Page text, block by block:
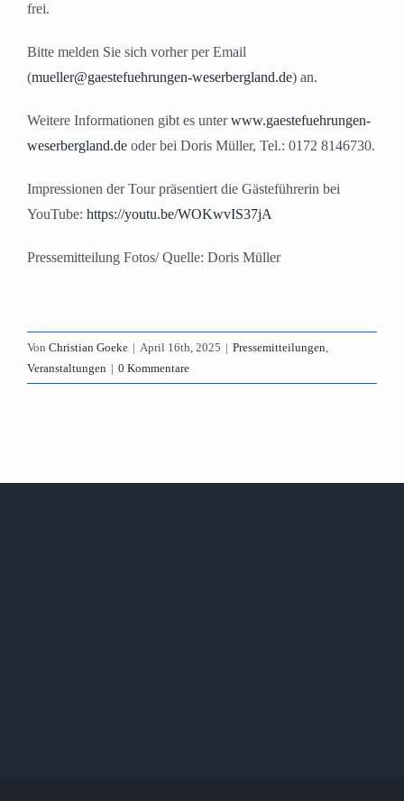
frei.
Bitte melden Sie sich vorher per Email
(mueller@gaestefuehrungen-weserbergland.de) an.
Weitere Informationen gibt es unterwww.gaestefuehrungen-
weserbergland.de oder bei Doris Müller, Tel.: 0172 8146730.
Impressionen der Tour präsentiert die Gästeführerin bei
YouTube: https://youtu.be/WOKwvIS37jA
Pressemitteilung Fotos/ Quelle: Doris Müller
Von Christian Goeke | April 16th, 2025 | Pressemitteilungen,
Veranstaltungen | 0 Kommentare